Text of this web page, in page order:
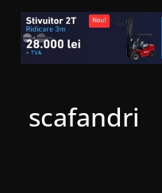
scafandri